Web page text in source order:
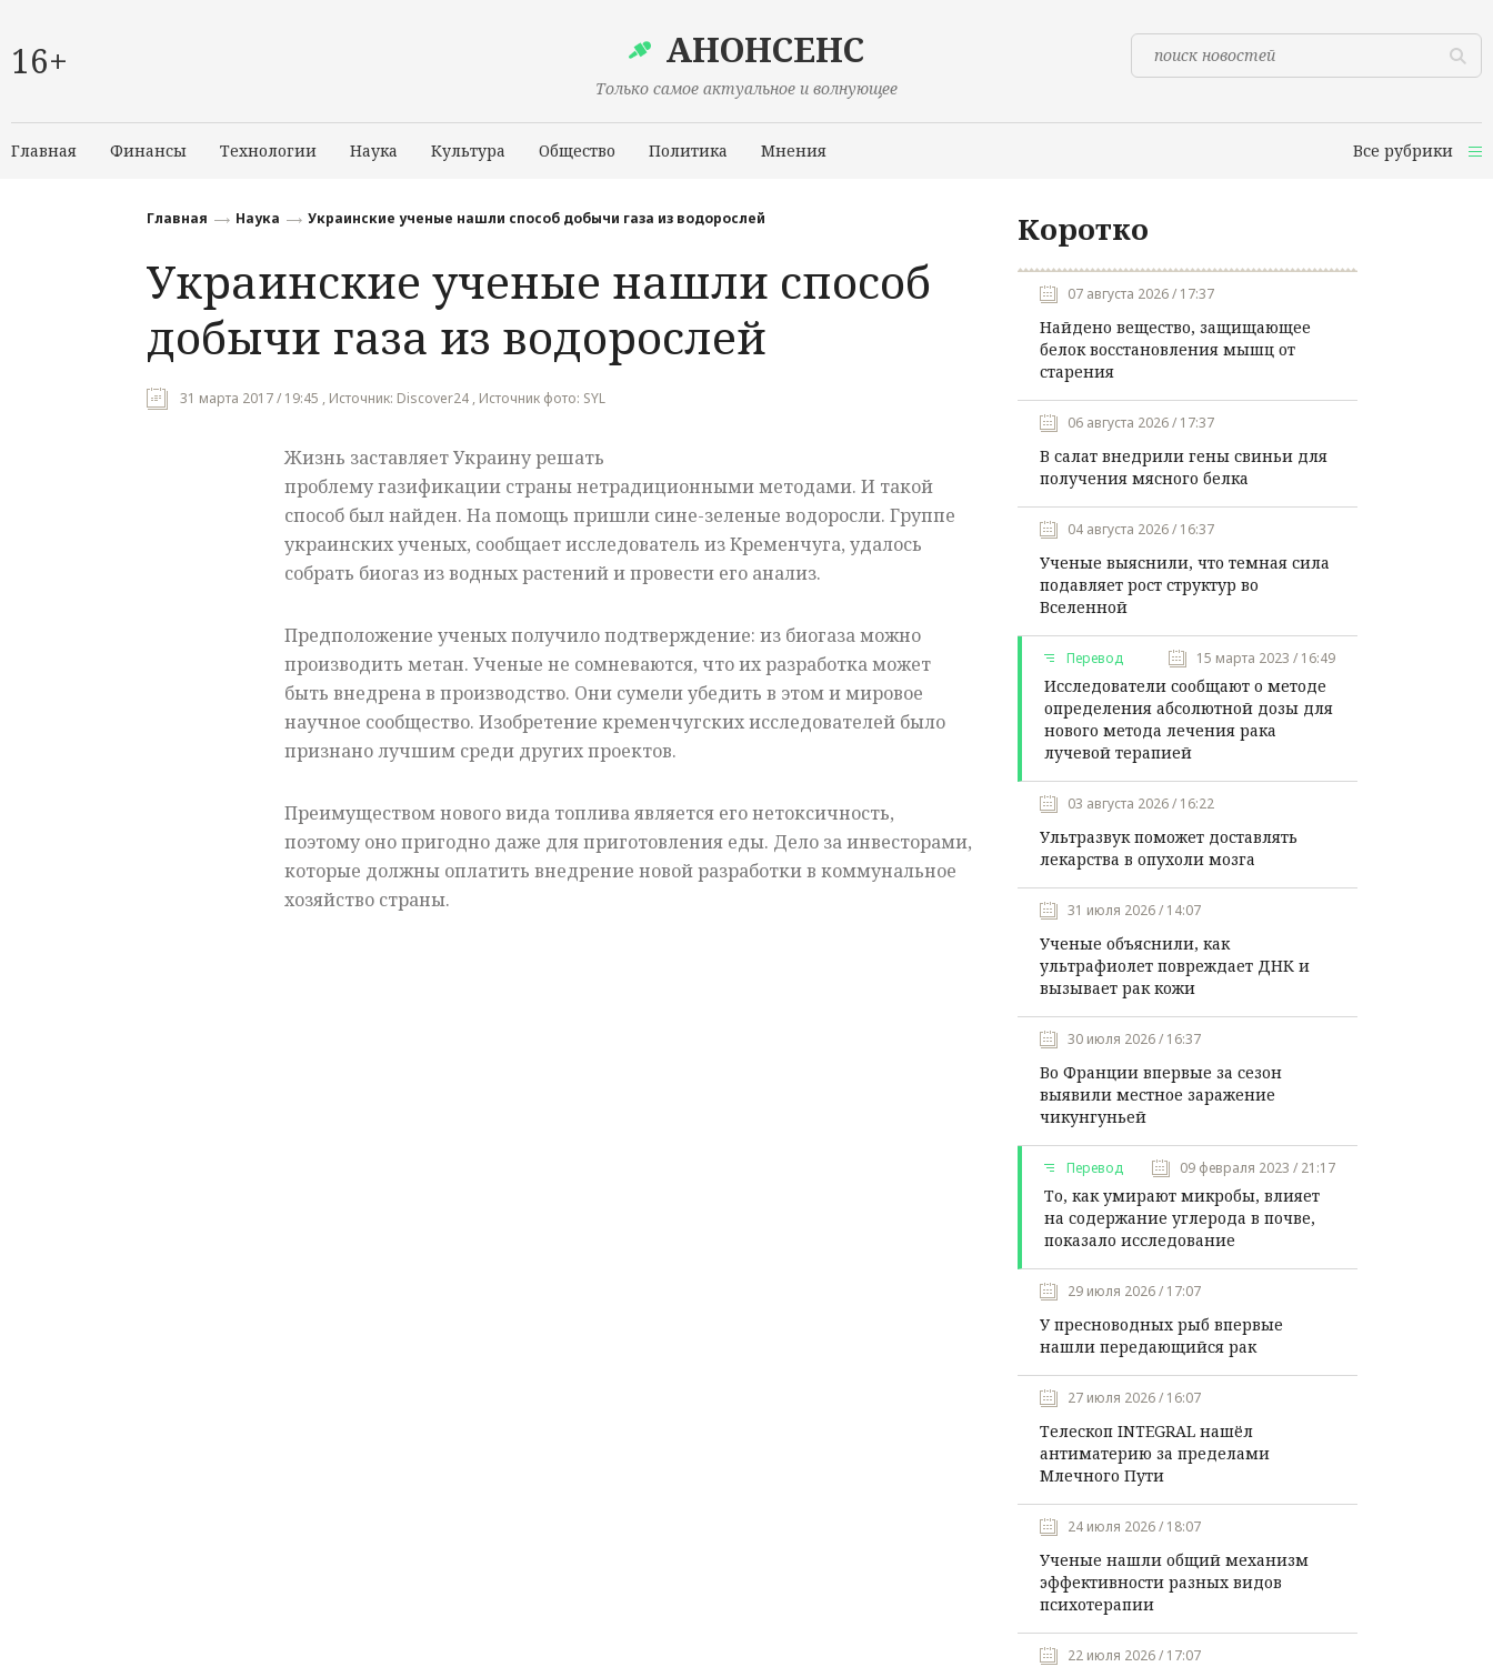
16+ АНОНСЕНС
Только самое актуальное и волнующее
Главная Финансы Технологии Наука Культура Общество Политика Мнения Все рубрики
Происшествия
Главная Наука Украинские ученые нашли способ добычи газа из водорослей
Украинские ученые нашли способ
добычи газа из водорослей
31 марта 2017 / 19:45 , Источник: Discover24 , Источник фото: SYL
Жизнь заставляет Украину решать
проблему газификации страны нетрадиционными методами. И такой
способ был найден. На помощь пришли сине-зеленые водоросли. Группе
украинских ученых, сообщает исследователь из Кременчуга, удалось
собрать биогаз из водных растений и провести его анализ.
Предположение ученых получило подтверждение: из биогаза можно
производить метан. Ученые не сомневаются, что их разработка может
быть внедрена в производство. Они сумели убедить в этом и мировое
научное сообщество. Изобретение кременчугских исследователей было
признано лучшим среди других проектов.
Преимуществом нового вида топлива является его нетоксичность,
поэтому оно пригодно даже для приготовления еды. Дело за инвесторами,
которые должны оплатить внедрение новой разработки в коммунальное
хозяйство страны.
Коротко
07 августа 2026 / 17:37
Найдено вещество, защищающее
белок восстановления мышц от
старения
06 августа 2026 / 17:37
В салат внедрили гены свиньи для
получения мясного белка
04 августа 2026 / 16:37
Ученые выяснили, что темная сила
подавляет рост структур во
Вселенной
Перевод 15 марта 2023 / 16:49
Исследователи сообщают о методе
определения абсолютной дозы для
нового метода лечения рака
лучевой терапией
03 августа 2026 / 16:22
Ультразвук поможет доставлять
лекарства в опухоли мозга
31 июля 2026 / 14:07
Ученые объяснили, как
ультрафиолет повреждает ДНК и
вызывает рак кожи
30 июля 2026 / 16:37
Во Франции впервые за сезон
выявили местное заражение
чикунгуньей
Перевод 09 февраля 2023 / 21:17
То, как умирают микробы, влияет
на содержание углерода в почве,
показало исследование
29 июля 2026 / 17:07
У пресноводных рыб впервые
нашли передающийся рак
27 июля 2026 / 16:07
Телескоп INTEGRAL нашёл
антиматерию за пределами
Млечного Пути
24 июля 2026 / 18:07
Ученые нашли общий механизм
эффективности разных видов
психотерапии
22 июля 2026 / 17:07